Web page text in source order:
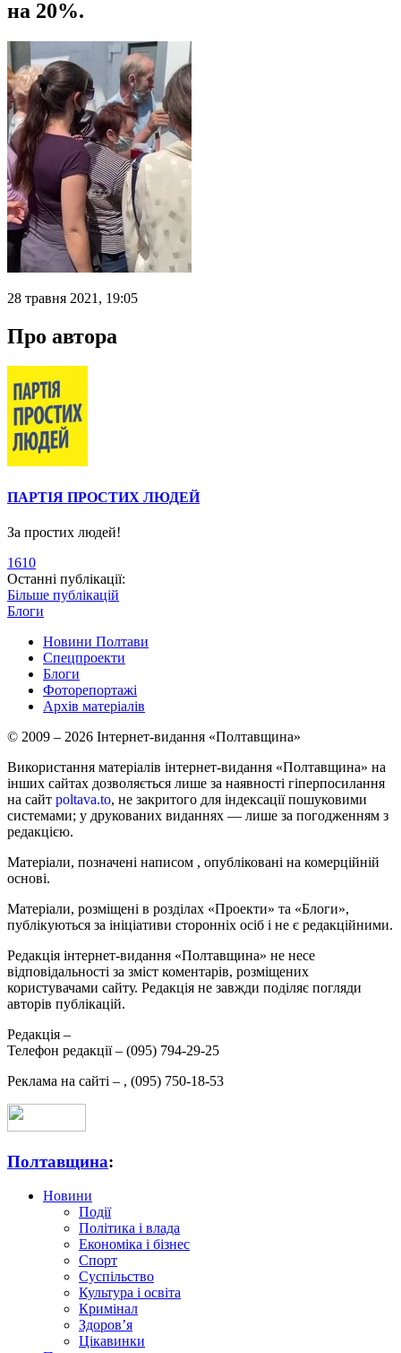
на 20%.
28 травня 2021, 19:05
Про автора
ПАРТІЯ ПРОСТИХ ЛЮДЕЙ
За простих людей!
1610
Останні публікації:
Більше публікацій
Блоги
Новини Полтави
Спецпроекти
Блоги
Фоторепортажі
Архів матеріалів
© 2009 – 2026 Інтернет-видання «Полтавщина»
Використання матеріалів інтернет-видання «Полтавщина» на
інших сайтах дозволяється лише за наявності гіперпосилання
на сайт poltava.to, не закритого для індексації пошуковими
системами; у друкованих виданнях — лише за погодженням з
редакцією.
Матеріали, позначені написом , опубліковані на комерційній
основі.
Матеріали, розміщені в розділах «Проекти» та «Блоги»,
публікуються за ініціативи сторонніх осіб і не є редакційними.
Редакція інтернет-видання «Полтавщина» не несе
відповідальності за зміст коментарів, розміщених
користувачами сайту. Редакція не завжди поділяє погляди
авторів публікацій.
Редакція –
Телефон редакції – (095) 794-29-25
Реклама на сайті – , (095) 750-18-53
Полтавщина:
Новини
Події
Політика і влада
Економіка і бізнес
Спорт
Суспільство
Культура і освіта
Кримінал
Здоров’я
Цікавинки